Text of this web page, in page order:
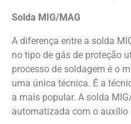
Solda MIG/MAG
A diferença entre a solda
no tipo de gás de proteção
processo de soldagem é o
uma única técnica. É a
a mais popular. A solda
automatizada com o auxílio